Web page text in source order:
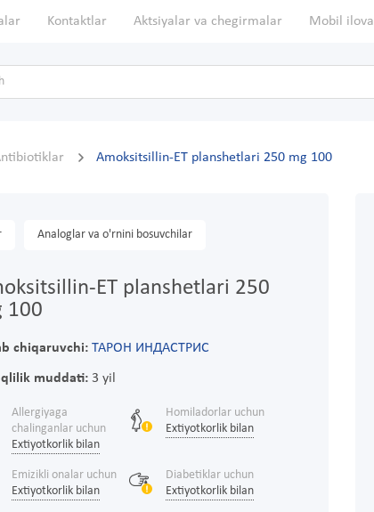
Kontaktlar Aktsiyalar va chegirmalar Mobil ilova
Amoksitsillin-ET planshetlari 250 mg 100
Analoglar va o'rnini bosuvchilar
ET planshetlari 250
100
chiqaruvchi: ТАРОН ИНДАСТРИС
muddati:3 yil
Allergiyaga
chalinganlar uchun
Extiyotkorlik bilan
Homiladorlar uchun
Extiyotkorlik bilan
Emizikli onalar uchun
Extiyotkorlik bilan
Diabetiklar uchun
Extiyotkorlik bilan